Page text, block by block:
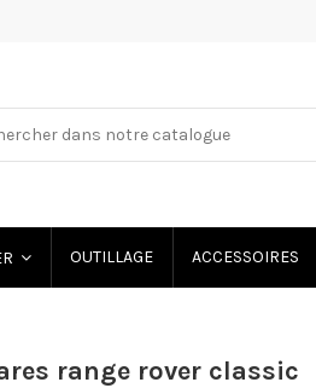
OUTILLAGE ACCESSOIRES
range rover classic